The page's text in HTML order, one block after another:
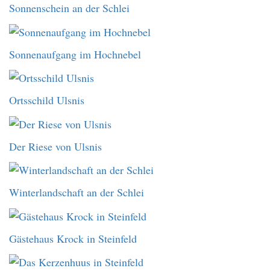
Sonnenschein an der Schlei
Sonnenaufgang im Hochnebel
Ortsschild Ulsnis
Der Riese von Ulsnis
Winterlandschaft an der Schlei
Gästehaus Krock in Steinfeld